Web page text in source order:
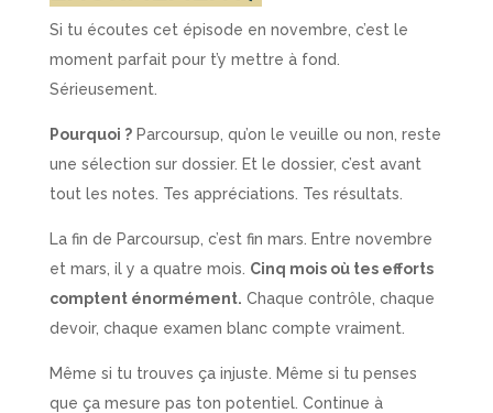
Si tu écoutes cet épisode en novembre, c’est le
moment parfait pour t’y mettre à fond.
Sérieusement.
Pourquoi ?Parcoursup, qu’on le veuille ou non, reste
une sélection sur dossier. Et le dossier, c’est avant
tout les notes. Tes appréciations. Tes résultats.
La fin de Parcoursup, c’est fin mars. Entre novembre
et mars, il y a quatre mois. Cinq mois où tes efforts
comptent énormément. Chaque contrôle, chaque
devoir, chaque examen blanc compte vraiment.
Même si tu trouves ça injuste. Même si tu penses
que ça mesure pas ton potentiel. Continue à